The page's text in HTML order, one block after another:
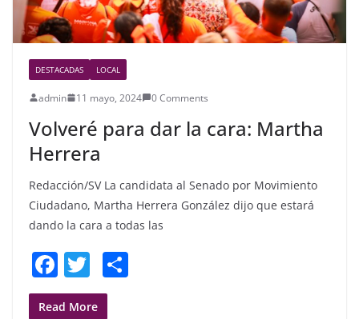
DESTACADAS LOCAL
admin 11 mayo, 2024 0 Comments
Volveré para dar la cara: Martha
Herrera
Redacción/SV La candidata al Senado por Movimiento
Ciudadano, Martha Herrera González dijo que estará
dando la cara a todas las
F
a
T
w
Read More